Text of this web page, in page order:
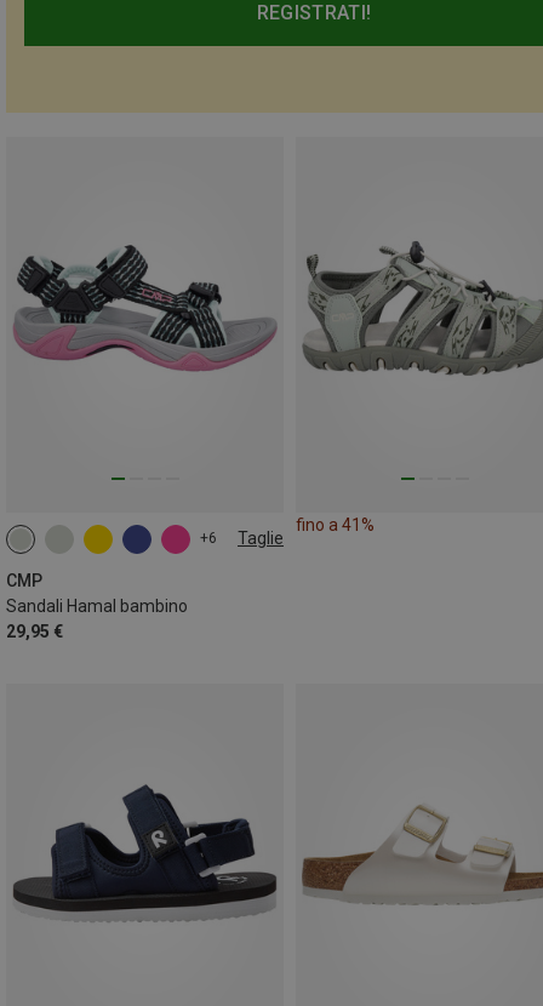
REGISTRATI!
+6 Taglie
CMP
Sandali Hamal bambino
29,95 €
fino a 41%